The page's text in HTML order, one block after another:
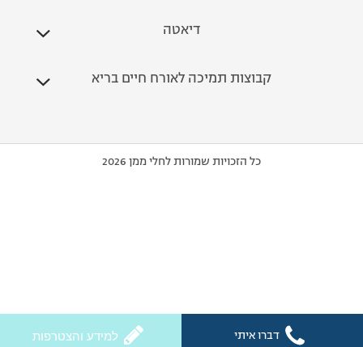
דיאטה
קבוצות תמיכה לאורח חיים בריא
כל הזכויות שמורות לחלי ממן 2026
דברו איתי למידע והצטרפות